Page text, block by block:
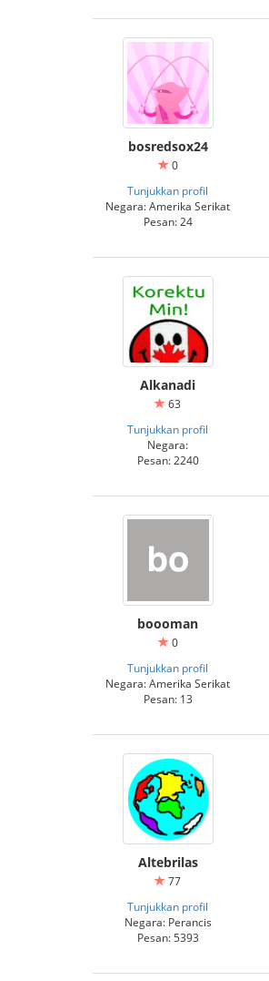
bosredsox24
0
Tunjukkan profil
Negara: Amerika Serikat
Pesan: 24
Alkanadi
63
Tunjukkan profil
Negara:
Pesan: 2240
boooman
0
Tunjukkan profil
Negara: Amerika Serikat
Pesan: 13
Altebrilas
77
Tunjukkan profil
Negara: Perancis
Pesan: 5393